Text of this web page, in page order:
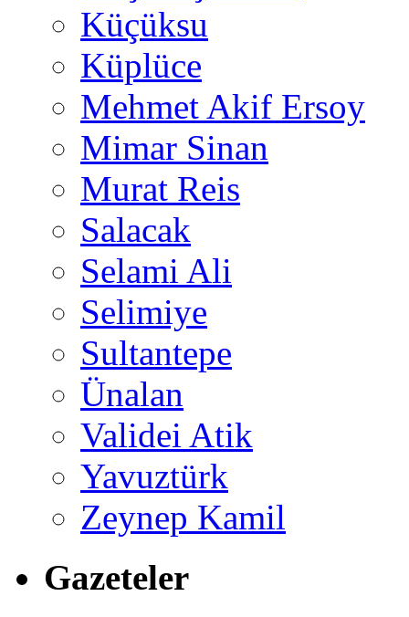
Küçüksu
Küplüce
Mehmet Akif Ersoy
Mimar Sinan
Murat Reis
Salacak
Selami Ali
Selimiye
Sultantepe
Ünalan
Validei Atik
Yavuztürk
Zeynep Kamil
Gazeteler